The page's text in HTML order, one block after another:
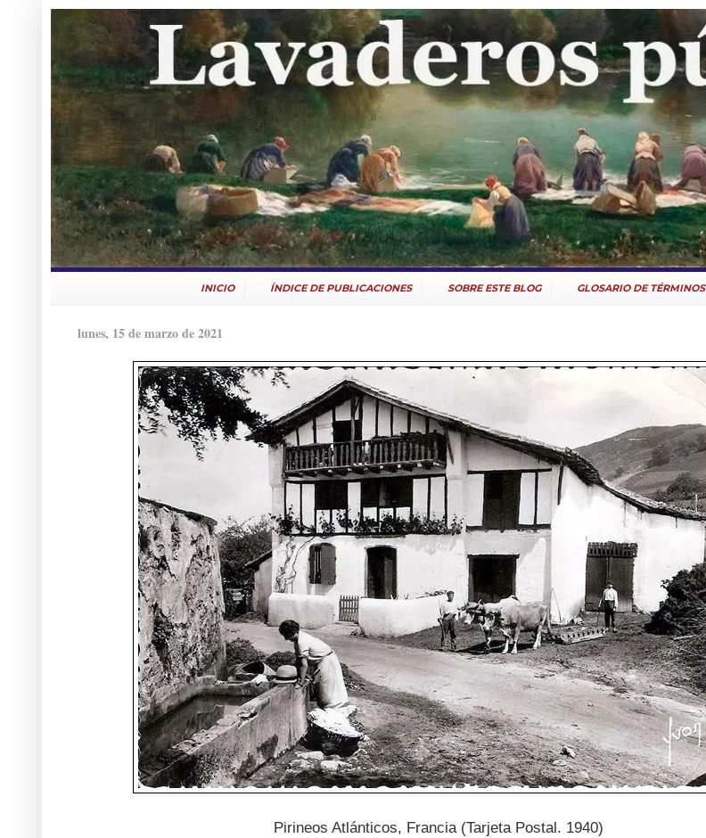
INICIO ÍNDICE DE PUBLICACIONES SOBRE ESTE BLOG GLOSARIO DE TÉRMINOS
lunes, 15 de marzo de 2021
Pirineos Atlánticos, Francia (Tarjeta Postal. 1940)